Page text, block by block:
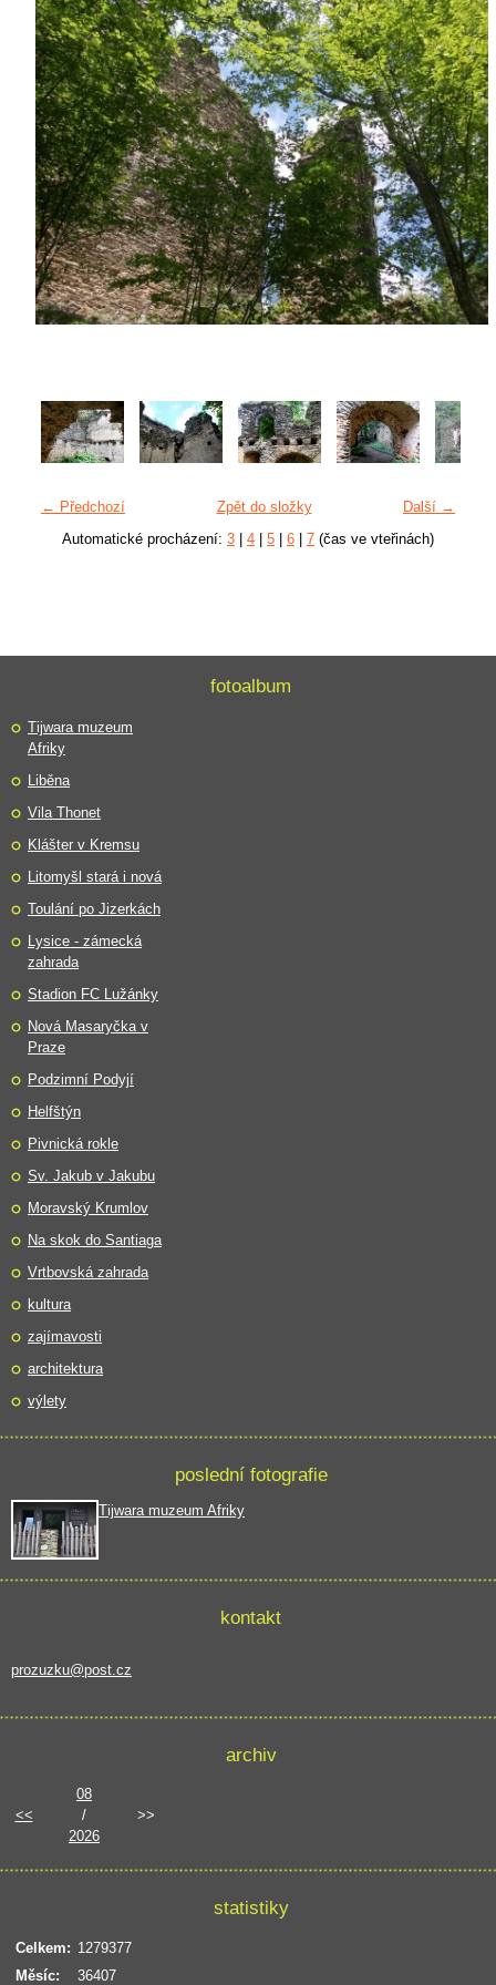
← Předchozí Další →
Zpět do složky
Automatické procházení: 3 4 5 6 7 (čas ve vteřinách)
fotoalbum
Tijwara muzeum
Afriky
Liběna
Vila Thonet
Klášter v Kremsu
Litomyšl stará i nová
Toulání po Jizerkách
Lysice - zámecká
zahrada
Stadion FC Lužánky
Nová Masaryčka v
Praze
Podzimní Podyjí
Helfštýn
Pivnická rokle
Sv. Jakub v Jakubu
Moravský Krumlov
Na skok do Santiaga
Vrtbovská zahrada
kultura
zajímavosti
architektura
výlety
poslední fotografie
Tijwara muzeum Afriky
kontakt
prozuzku@post.cz
archiv
<<
08
/
2026
>>
statistiky
Celkem: 1279377
Měsíc:
36407